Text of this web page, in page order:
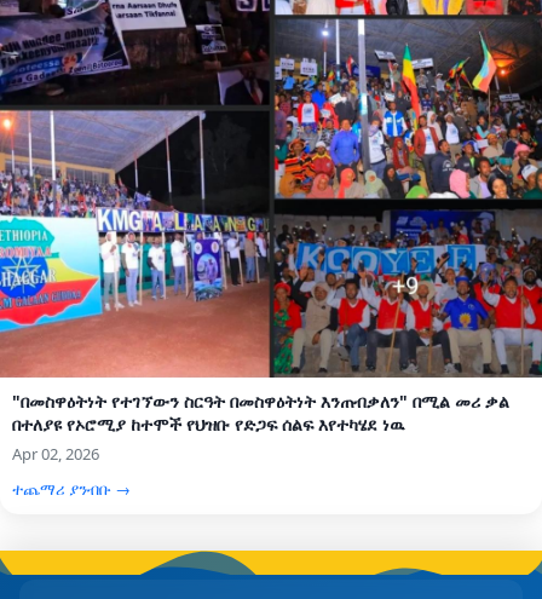
"በመስዋዕትነት የተገኘውን ስርዓት በመስዋዕትነት እንጠብቃለን" በሚል መሪ ቃል
በተለያዩ የኦሮሚያ ከተሞች የህዝቡ የድጋፍ ሰልፍ እየተካሄደ ነዉ
Apr 02, 2026
ተጨማሪ ያንብቡ →